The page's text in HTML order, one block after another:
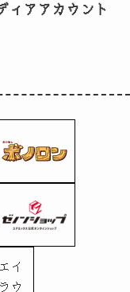
FAKE or TRUTH'"
အဖြစ် ကျင်းပသွား
ィアアカウント